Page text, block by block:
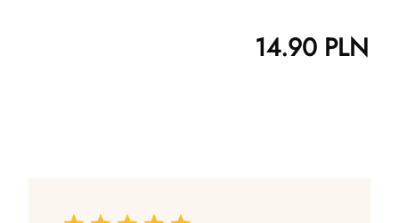
14.90 PLN